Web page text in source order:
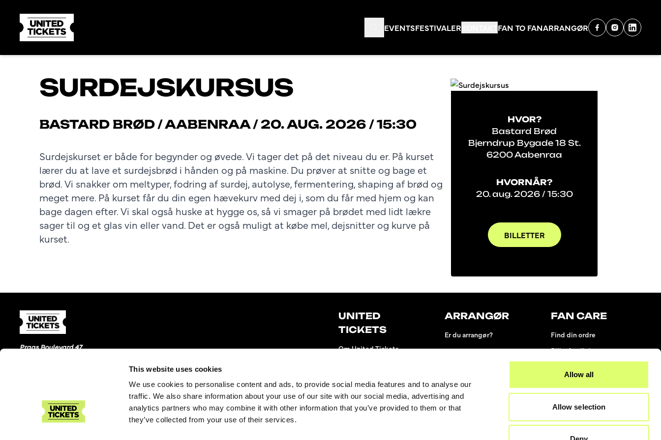
This website uses cookies
We use cookies to personalise content and ads, to provide social media features and to analyse our
traffic. We also share information about your use of our site with our social media, advertising and
analytics partners who may combine it with other information that you’ve provided to them or that
they’ve collected from your use of their services.
Allow all
Allow selection
EVENTSFESTIVALER FAN TO FANARRANGØR
SURDEJSKURSUS
BASTARD BRØD / AABENRAA / 20. AUG. 2026 / 15:30
Surdejskurset er både for begynder og øvede. Vi tager det på det niveau du er. På kurset
lærer du at lave et surdejsbrød i hånden og på maskine. Du prøver at snitte og bage et
brød. Vi snakker om meltyper, fodring af surdej, autolyse, fermentering, shaping af brød og
meget mere. På kurset får du din egen hævekurv med dej i, som du får med hjem og kan
bage dagen efter. Vi skal også huske at hygge os, så vi smager på brødet med lidt lækre
sager til og et glas vin eller vand. Det er også muligt at købe mel, dejsnitter og kurve på
kurset.
HVOR?
Bastard Brød
Bjerndrup Bygade 18 St.
6200 Aabenraa
HVORNÅR?
20. aug. 2026 / 15:30
BILLETTER
Prags Boulevard 47
UNITED
TICKETS
Om United Tickets
Gavekort
Nyhedsbrev
Fan to Fan Marketplace
ARRANGØR
Er du arrangør?
FAN CARE
Find din ordre
Billetforsikring